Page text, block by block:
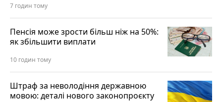
7 годин тому
Пенсія може зрости більш ніж на 50%:
як збільшити виплати
10 годин тому
Штраф за неволодіння державною
мовою: деталі нового законопроєкту